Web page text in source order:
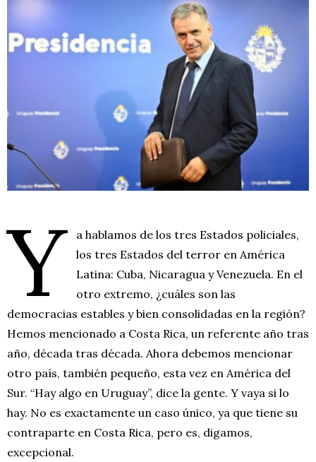
Y
a hablamos de los tres Estados policiales,
los tres Estados del terror en América
Latina: Cuba, Nicaragua y Venezuela. En el
otro extremo, ¿cuáles son las
democracias estables y bien consolidadas en la región?
Hemos mencionado a Costa Rica, un referente año tras
año, década tras década. Ahora debemos mencionar
otro país, también pequeño, esta vez en América del
Sur. “Hay algo en Uruguay”, dice la gente. Y vaya si lo
hay. No es exactamente un caso único, ya que tiene su
contraparte en Costa Rica, pero es, digamos,
excepcional.